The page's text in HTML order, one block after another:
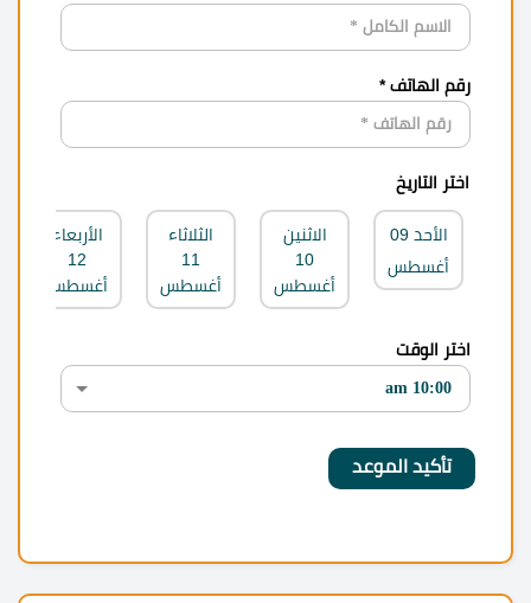
رقم الهاتف *
اختر التاريخ
الأحد 09
أغسطس
الاثنين
10
أغسطس
الثلاثاء
11
أغسطس
الأربعاء
12
أغسطس
اختر الوقت